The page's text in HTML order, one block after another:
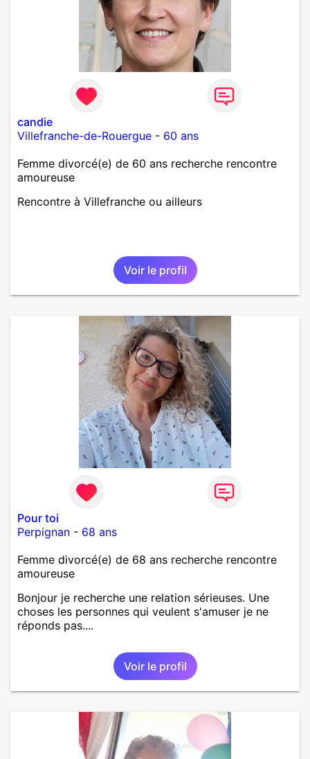
candie
Villefranche-de-Rouergue - 60 ans
Femme divorcé(e) de 60 ans recherche rencontre
amoureuse
Rencontre à Villefranche ou ailleurs
Voir le profil
Pour toi
Perpignan - 68 ans
Femme divorcé(e) de 68 ans recherche rencontre
amoureuse
Bonjour je recherche une relation sérieuses. Une
choses les personnes qui veulent s'amuser je ne
réponds pas....
Voir le profil